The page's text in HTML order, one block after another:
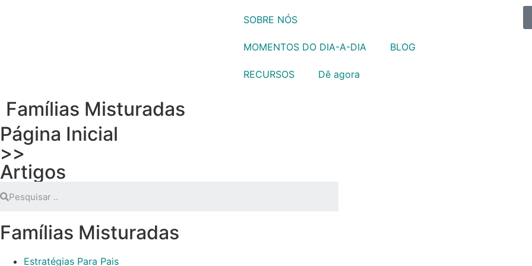
SOBRE NÓS
MOMENTOS DO DIA-A-DIA BLOG
RECURSOS Dê agora
Famílias Misturadas
Página Inicial
>>
Artigos
Famílias Misturadas
Estratégias Para Pais